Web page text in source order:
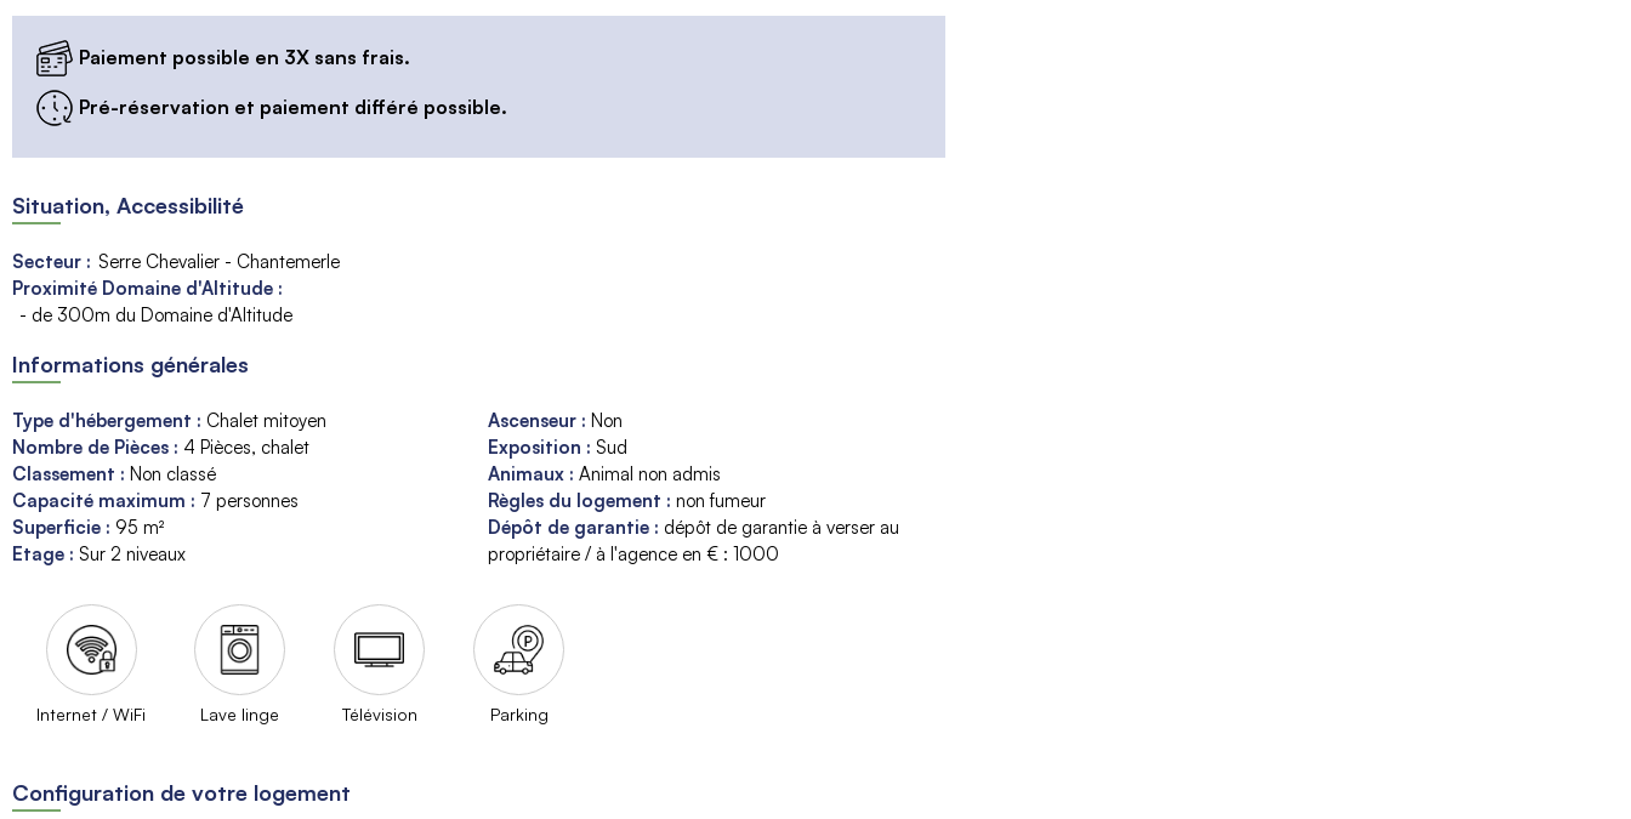
Paiement possible en 3X sans frais.
Pré-réservation et paiement différé possible.
Situation, Accessibilité
Secteur : Serre Chevalier - Chantemerle
Proximité Domaine d'Altitude :
- de 300m du Domaine d'Altitude
Informations générales
Type d'hébergement : Chalet mitoyen
Nombre de Pièces : 4 Pièces, chalet
Classement : Non classé
Capacité maximum : 7 personnes
Superficie : 95 m²
Etage : Sur 2 niveaux
Ascenseur : Non
Exposition : Sud
Animaux : Animal non admis
Règles du logement : non fumeur
Dépôt de garantie : dépôt de garantie à verser au
propriétaire / à l'agence en € : 1000
Internet / WiFi Lave linge Télévision Parking
Configuration de votre logement